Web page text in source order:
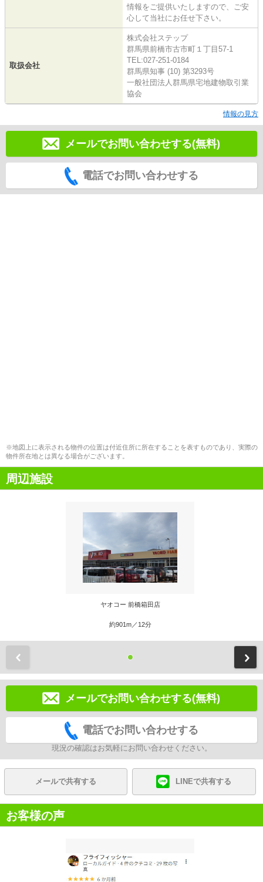
情報をご提供いたしますので、ご安
心して当社にお任せ下さい。
取扱会社
株式会社ステップ
群馬県前橋市古市町１丁目57-1
TEL:027-251-0184
群馬県知事 (10) 第3293号
一般社団法人群馬県宅地建物取引業
協会
情報の見方
メールでお問い合わせする(無料)
電話でお問い合わせする
※地図上に表示される物件の位置は付近住所に所在することを表すものであり、実際の
物件所在地とは異なる場合がございます。
周辺施設
ヤオコー 前橋箱田店
約901m／12分
メールでお問い合わせする(無料)
電話でお問い合わせする
現況の確認はお気軽にお問い合わせください。
メールで共有する LINEで共有する
お客様の声